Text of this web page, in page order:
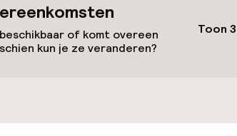
of komt overeen
kun je ze veranderen?
Toon